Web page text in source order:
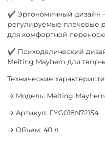
✔ Эргономичный дизайн –
регулируемые плечевые
для комфортной
✔ Психоделический
Melting Mayhem для
Технические
→ Модель: Melting Mayhem
→ Артикул: FYG018N72154
→ Объем: 40 л